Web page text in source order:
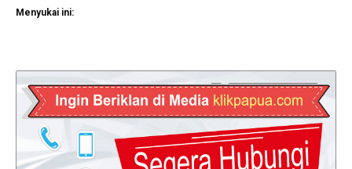
Menyukai ini: